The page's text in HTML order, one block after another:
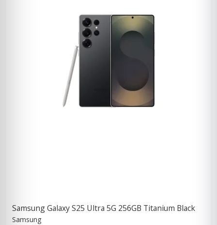
Samsung Galaxy S25 Ultra 5G 256GB Titanium Black
Samsung